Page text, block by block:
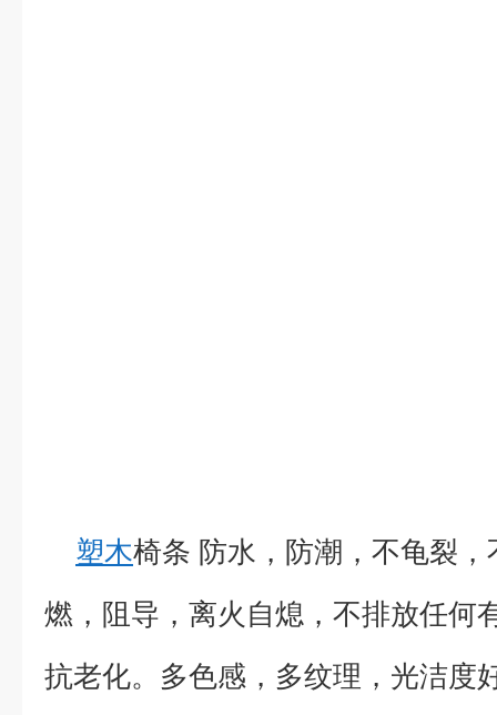
塑木椅条 防水，防潮，不龟裂
燃，阻导，离火自熄，不排放任何
抗老化。多色感，多纹理，光洁度